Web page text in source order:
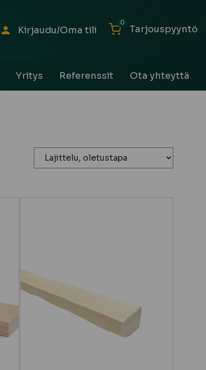
Kirjaudu/Oma tili Tarjouspyyntö
0
Yritys Referenssit Ota yhteyttä